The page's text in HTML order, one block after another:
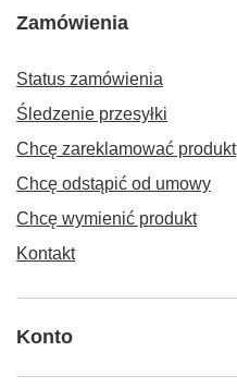
Zamówienia
Status zamówienia
Śledzenie przesyłki
Chcę zareklamować produkt
Chcę odstąpić od umowy
Chcę wymienić produkt
Kontakt
Konto